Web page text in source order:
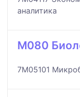
аналитика
M080
7M05101